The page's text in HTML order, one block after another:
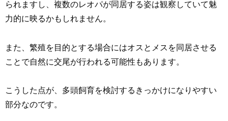
られますし、複数のレオパが同居する姿は観察していて魅
力的に映るかもしれません。
また、繁殖を目的とする場合にはオスとメスを同居させる
ことで自然に交尾が行われる可能性もあります。
こうした点が、多頭飼育を検討するきっかけになりやすい
部分なのです。